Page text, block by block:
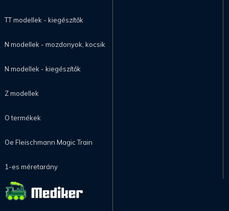
TT modellek - kiegészítők
N modellek - mozdonyok, kocsik
N modellek - kiegészítők
Z modellek
O termékek
Oe Fleischmann Magic Train
1-es méretarány